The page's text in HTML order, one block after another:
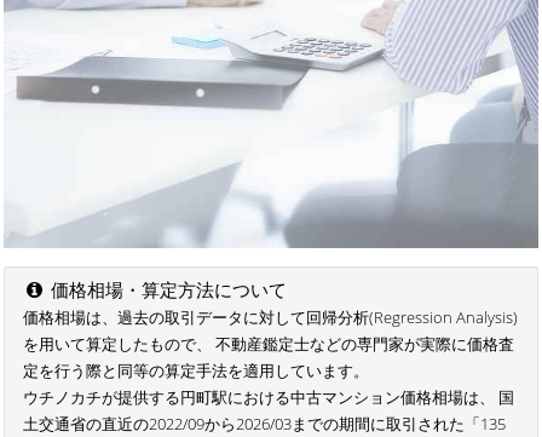
価格相場・算定方法について
価格相場は、過去の取引データに対して回帰分析(Regression Analysis)
を用いて算定したもので、 不動産鑑定士などの専門家が実際に価格査
定を行う際と同等の算定手法を適用しています。
ウチノカチが提供する円町駅における中古マンション価格相場は、 国
土交通省の直近の2022/09から2026/03までの期間に取引された「135